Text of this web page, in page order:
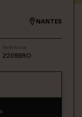
NANTES
Reference
2208BRO